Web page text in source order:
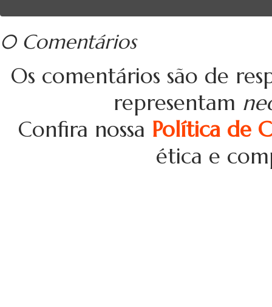
0 Comentários
Os comentários são de
representam
Confira nossa Política de
ética e